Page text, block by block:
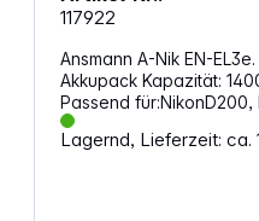
117922
Ansmann A-Nik EN-
Akkupack Kapazität: 1400 mAh Spannung: 7,4 V
Passend
D90, MB-D200, MB-D80
Lagernd, Lieferzeit: ca.